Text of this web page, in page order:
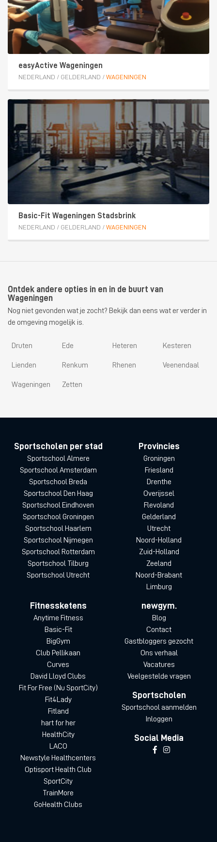
easyActive Wageningen
NEDERLAND / GELDERLAND / WAGENINGEN
Basic-Fit Wageningen Stadsbrink
NEDERLAND / GELDERLAND / WAGENINGEN
Ontdek andere opties in en in de buurt van
Wageningen
Nog niet gevonden wat je zocht? Bekijk dan eens wat er verder in
de omgeving mogelijk is.
Druten Ede Heteren Kesteren
Lienden Renkum Rhenen Veenendaal
Wageningen Zetten
Sportscholen per stad
Sportschool Almere
Sportschool Amsterdam
Sportschool Breda
Sportschool Den Haag
Sportschool Eindhoven
Sportschool Groningen
Sportschool Haarlem
Sportschool Nijmegen
Sportschool Rotterdam
Sportschool Tilburg
Sportschool Utrecht
Provincies
Groningen
Friesland
Drenthe
Overijssel
Flevoland
Gelderland
Utrecht
Noord-Holland
Zuid-Holland
Zeeland
Noord-Brabant
Limburg
Fitnessketens
Anytime Fitness
Basic-Fit
BigGym
Club Pellikaan
Curves
David Lloyd Clubs
Fit For Free (Nu SportCity)
Fit4Lady
Fitland
hart for her
HealthCity
LACO
Newstyle Healthcenters
Optisport Health Club
SportCity
TrainMore
GoHealth Clubs
newgym.
Blog
Contact
Gastbloggers gezocht
Ons verhaal
Vacatures
Veelgestelde vragen
Sportscholen
Sportschool aanmelden
Inloggen
Social Media